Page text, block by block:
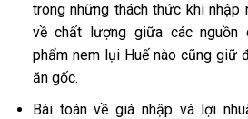
trong những thách thức khi
về chất lượng giữa các nguồn
phẩm nem lụi Huế nào cũng giữ
ăn gốc.
Bài toán về giá nhập và lợi